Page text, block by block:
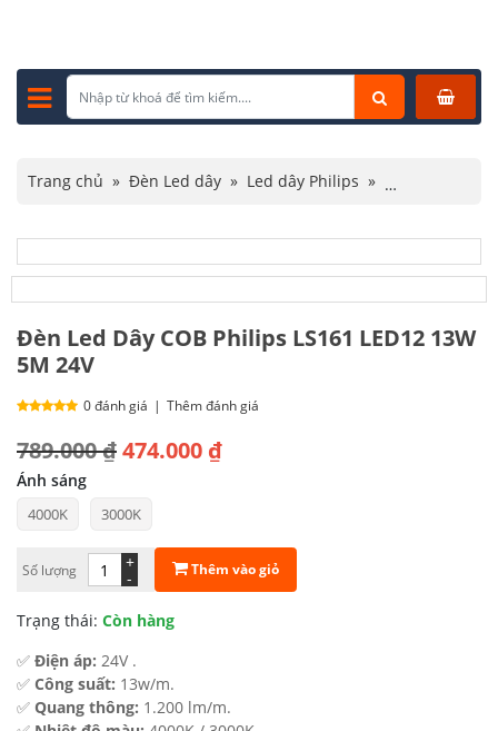
Trang chủ » Đèn Led dây » Led dây Philips »
Đèn Led Dây COB Philips LS161 LED12 13W
5M 24V
0 đánh giá | Thêm đánh giá
789.000₫
Giá
gốc
là:
789.000 ₫.
474.000 ₫
Giá
hiện
tại
474.000 ₫.
Ánh sáng
4000K 3000K
Số lượng -
+ Thêm vào giỏ
Trạng thái: Còn hàng
✅ Điện áp: 24V .
✅ Công suất: 13w/m.
✅ Quang thông: 1.200 lm/m.